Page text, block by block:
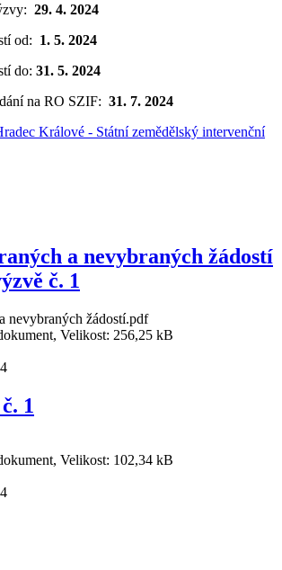
29. 4. 2024
od: 1. 5. 2024
do: 31. 5. 2024
na RO SZIF: 31. 7. 2024
Králové - Státní zemědělský intervenční
a nevybraných žádostí
č. 1
nevybraných žádostí.pdf
Velikost: 256,25 kB
1
Velikost: 102,34 kB